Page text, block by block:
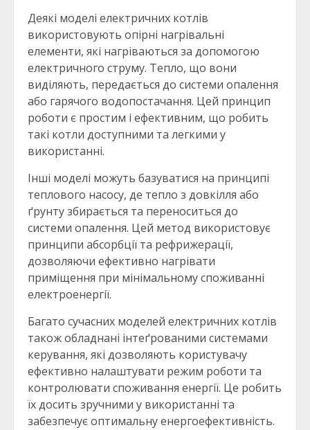
Деякі моделі електричних котлів
використовують опірні нагрівальні
елементи, які нагріваються за допомогою
електричного струму. Тепло, що вони
виділяють, передається до системи опалення
або гарячого водопостачання. Цей принцип
роботи є простим і ефективним, що робить
такі котли доступними та легкими у
використанні.
Інші моделі можуть базуватися на принципі
теплового насосу, де тепло з довкілля або
ґрунту збирається та переноситься до
системи опалення. Цей метод використовує
принципи абсорбції та рефрижерації,
дозволяючи ефективно нагрівати
приміщення при мінімальному споживанні
електроенергії.
Багато сучасних моделей електричних котлів
також обладнані інтеґрованими системами
керування, які дозволяють користувачу
ефективно налаштувати режим роботи та
контролювати споживання енергії. Це робить
їх досить зручними у використанні та
забезпечує оптимальну енергоефективність.